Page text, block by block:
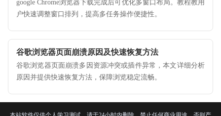
google Chrome浏览器下载完成后可优化多窗口布局。教程教用
户快速调整窗口排列，提高多任务操作便捷性。
谷歌浏览器页面崩溃原因及快速恢复方法
谷歌浏览器页面崩溃多因资源冲突或插件异常，本文详细分析
原因并提供快速恢复方法，保障浏览稳定流畅。